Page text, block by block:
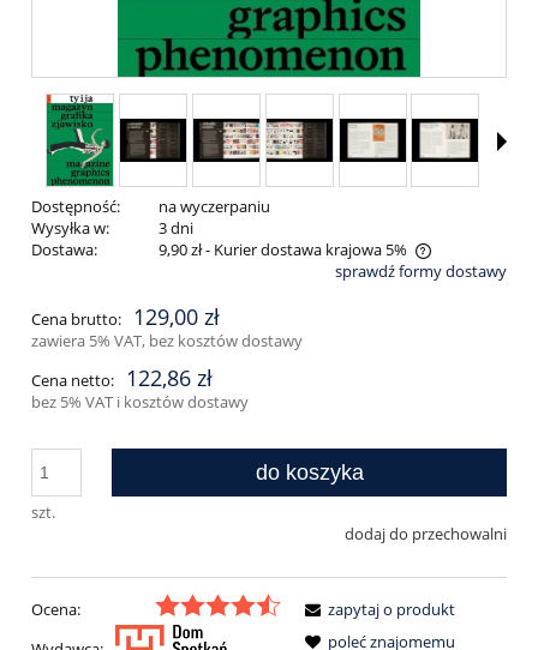
Dostępność:
na wyczerpaniu
Wysyłka w:
3 dni
Dostawa:
9,90 zł- Kurier dostawa krajowa 5%
Cena nie zawiera ewentualnych kosztów płatnościsprawdź formy dostawy
Cena brutto: 129,00 zł
zawiera 5% VAT, bez kosztów dostawy
Cena netto:
122,86 zł
bez 5% VAT i kosztów dostawy
szt.
do koszyka
dodaj do przechowalni
Ocena:
zapytaj o produkt
poleć znajomemu